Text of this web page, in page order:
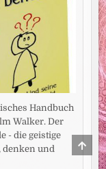
Handbuch
Walker. Der
- die geistige
denken und
TO
TOP